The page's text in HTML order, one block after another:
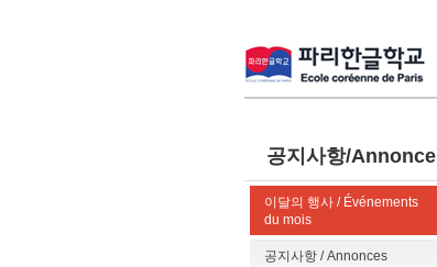
공지사항/Annonce
이달의 행사 / Événements
du mois
공지사항 / Annonces